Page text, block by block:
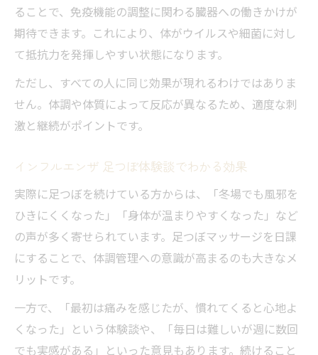
ることで、免疫機能の調整に関わる臓器への働きかけが
期待できます。これにより、体がウイルスや細菌に対し
て抵抗力を発揮しやすい状態になります。
ただし、すべての人に同じ効果が現れるわけではありま
せん。体調や体質によって反応が異なるため、適度な刺
激と継続がポイントです。
インフルエンザ 足つぼ体験談でわかる効果
実際に足つぼを続けている方からは、「冬場でも風邪を
ひきにくくなった」「身体が温まりやすくなった」など
の声が多く寄せられています。足つぼマッサージを日課
にすることで、体調管理への意識が高まるのも大きなメ
リットです。
一方で、「最初は痛みを感じたが、慣れてくると心地よ
くなった」という体験談や、「毎日は難しいが週に数回
でも実感がある」といった意見もあります。続けること